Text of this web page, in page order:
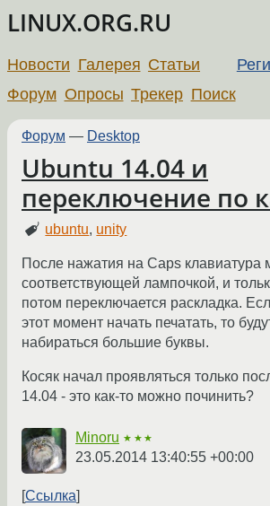
LINUX.ORG.RU
Новости Галерея Статьи
Форум Опросы Трекер Поиск
Форум — Desktop
Ubuntu 14.04 и
переключение по
ubuntu, unity
После нажатия на Caps клавиатура
соответствующей лампочкой, и
потом переключается раскладка.
этот момент начать печатать, то
набираться большие буквы.
Косяк начал проявляться только
14.04 - это как-то можно починить?
Minoru ★★★
23.05.2014 13:40:55 +00:00
Ссылка